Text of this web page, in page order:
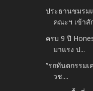
ประธานชมรม
คณะฯ เข้าสั
ครบ 9 ปี
มาแรง ป...
“รถทันตกรรม
วช....